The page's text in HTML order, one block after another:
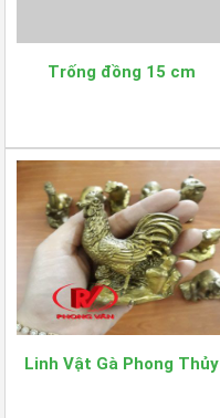
Trống đồng 15 cm
Linh Vật Gà Phong Thủy